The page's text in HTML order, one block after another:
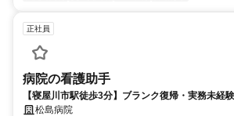
正社員
病院の看護助手
【寝屋川市駅徒歩3分】ブランク復帰・実務未経
業月7時間程度
松島病院